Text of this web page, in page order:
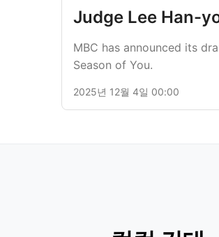
Judge Lee Han-
MBC has announced its
Season of You.
2025년 12월 4일 00:00